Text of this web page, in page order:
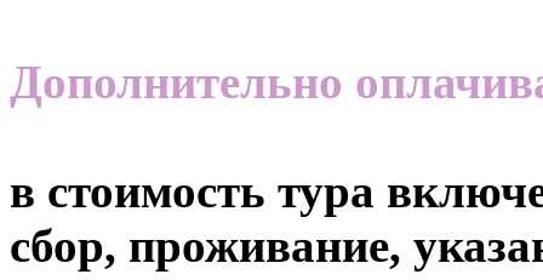
Дополнительно
в стоимость тура
сбор, проживание,